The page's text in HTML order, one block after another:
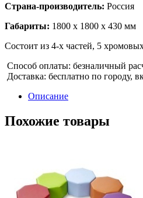
Страна-производитель: Россия
Габариты: 1800 х 1800 х 430 мм
Состоит из 4-х частей, 5
Способ оплаты: безналичный
Доставка: бесплатно по городу,
Описание
Похожие товары